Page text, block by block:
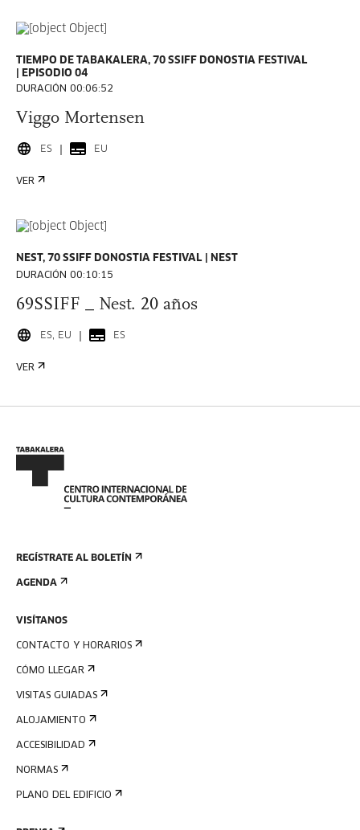
TIEMPO DE TABAKALERA, 70 SSIFF DONOSTIA FESTIVAL
EPISODIO 04
DURACIÓN 00:06:52
Viggo Mortensen
ES EU
VER
NEST, 70 SSIFF DONOSTIA FESTIVAL NEST
DURACIÓN 00:10:15
69SSIFF _ Nest. 20 años
ES, EU ES
VER
REGÍSTRATE AL BOLETÍN
AGENDA
VISÍTANOS
CONTACTO Y HORARIOS
CÓMO LLEGAR
VISITAS GUIADAS
ALOJAMIENTO
ACCESIBILIDAD
NORMAS
PLANO DEL EDIFICIO